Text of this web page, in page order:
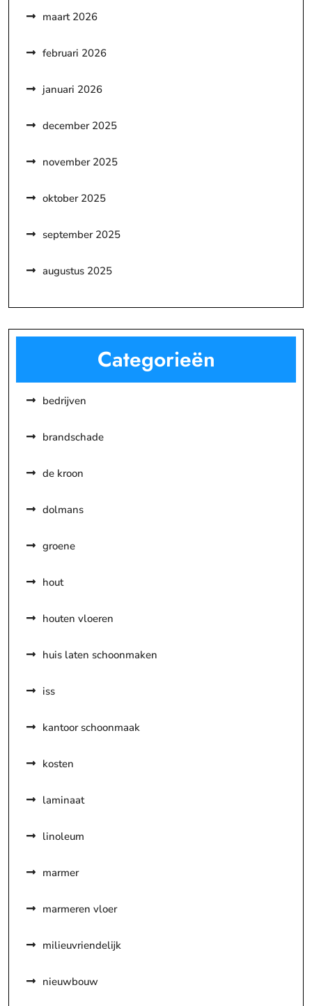
maart 2026
februari 2026
januari 2026
december 2025
november 2025
oktober 2025
september 2025
augustus 2025
Categorieën
bedrijven
brandschade
de kroon
dolmans
groene
hout
houten vloeren
huis laten schoonmaken
iss
kantoor schoonmaak
kosten
laminaat
linoleum
marmer
marmeren vloer
milieuvriendelijk
nieuwbouw